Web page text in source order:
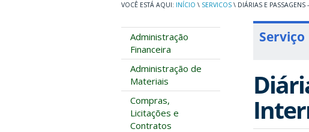
INÍCIO \ SERVICOS \ DIÁRIAS E
Administração
Financeira
Administração de
Materiais
Compras,
Licitações e
Contratos
Serviço